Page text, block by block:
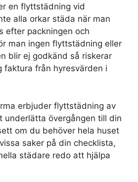
en flyttstädning vid
alla orkar städa när man
efter packningen och
man ingen flyttstädning eller
blir ej godkänd så riskerar
faktura från hyresvärden i
erbjuder flyttstädning av
underlätta övergången till din
om du behöver hela huset
saker på din checklista,
städare redo att hjälpa